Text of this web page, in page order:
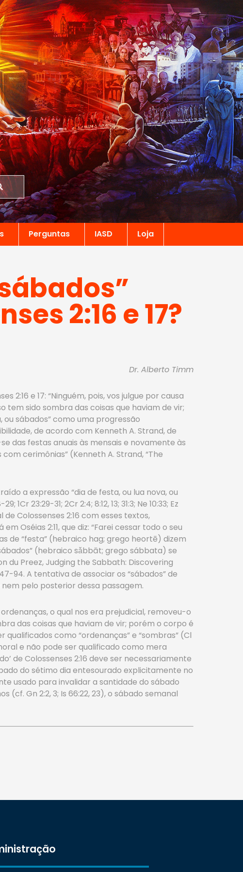
Perguntas IASD Loja
2:16 e 17?
Dr. Alberto Timm
e 17: “Ninguém, pois, vos julgue por causa
tem sido sombra das coisas que haviam de vir;
sábados” como uma progressão
de acordo com Kenneth A. Strand, de
das festas anuais às mensais e novamente às
cerimônias” (Kenneth A. Strand, “The
a expressão “dia de festa, ou lua nova, ou
23:29-31; 2Cr 2:4; 8:12, 13; 31:3; Ne 10:33; Ez
Colossenses 2:16 com esses textos,
Oséias 2:11, que diz: “Farei cessar todo o seu
de “festa” (hebraico hag; grego heortē) dizem
(hebraico sǎbbāt; grego sábbata) se
du Preez, Judging the Sabbath: Discovering
94. A tentativa de associar os “sábados” de
pelo posterior dessa passagem.
o qual nos era prejudicial, removeu-o
das coisas que haviam de vir; porém o corpo é
qualificados como “ordenanças” e “sombras” (Cl
e não pode ser qualificado como mera
de Colossenses 2:16 deve ser necessariamente
do sétimo dia entesourado explicitamente no
usado para invalidar a santidade do sábado
Gn 2:2, 3; Is 66:22, 23), o sábado semanal